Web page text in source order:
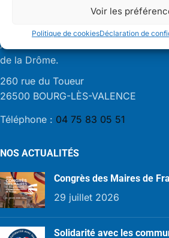
Voir les
Politique de cookiesDéclaration de
Association des Maires et Présidents
de la Drôme.
260 rue du Toueur
26500 BOURG-LÈS-VALENCE
Téléphone : 04 75 83 05 51
NOS ACTUALITÉS
Congrès des Maires de
29 juillet 2026
Solidarité avec les